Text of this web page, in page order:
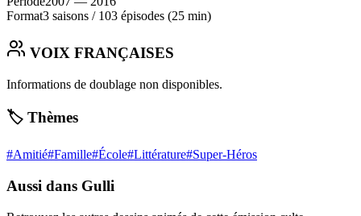
Format3 saisons / 103 épisodes (25 min)
VOIX FRANÇAISES
Informations de doublage non disponibles.
🏷️ Thèmes
#Amitié#Famille#École#Littérature#Super-Héros
Aussi dans Gulli